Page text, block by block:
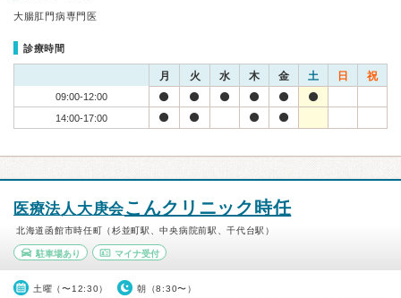
大腸肛門病専門医
診療時間
月 火 水 木 金 土 日 祝
09:00-12:00
14:00-17:00
医療法人大庚会こんクリニック時任
北海道函館市時任町（杉並町駅、中央病院前駅、千代台駅）
駐車場あり マイナ受付
土曜（〜12:30） 朝（8:30〜）